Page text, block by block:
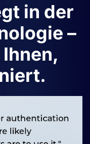
in der
–